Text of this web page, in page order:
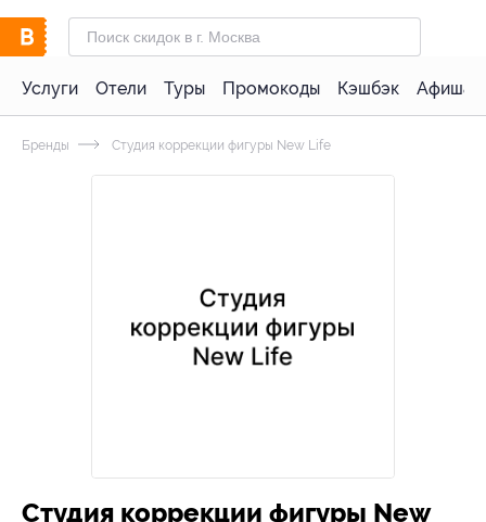
Услуги Отели Туры Промокоды Кэшбэк Афиша
Бренды Студия коррекции фигуры New Life
Студия коррекции фигуры New